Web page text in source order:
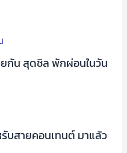
ยกัน สุดชิล พักผ่อนในวัน
บสายคอนเทนต์ มาแล้ว